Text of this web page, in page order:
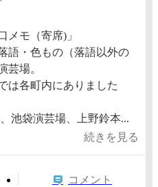
メモ（寄席)」
語・色もの（落語以外の
芸場。
は各町内にありました
池袋演芸場、上野鈴本...
続きを見る
コメント